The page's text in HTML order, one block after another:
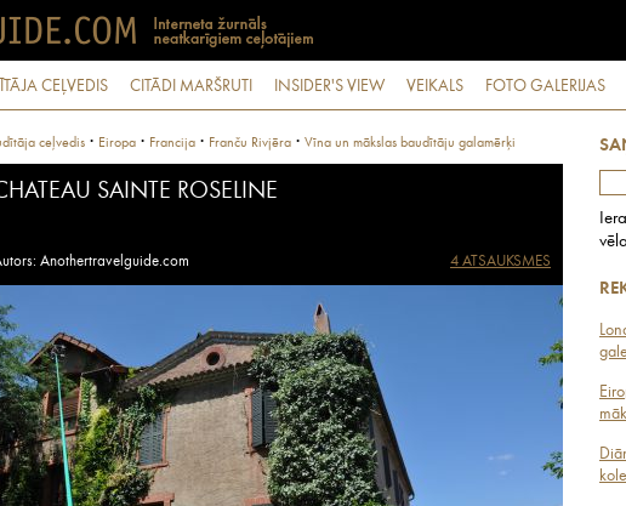
CEĻVEDIS CITĀDI MARŠRUTI INSIDER'S VIEW VEIKALS FOTO GALERIJAS
ceļvedis · Eiropa · Francija · Franču Rivjēra · Vīna un mākslas baudītāju galamērķi
SAINTE ROSELINE
Anothertravelguide.com 4 ATSAUKSMES